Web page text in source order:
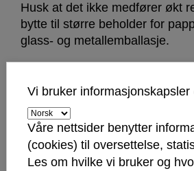
Husk at det ikke medfører økt
bytte til større beholder for
glass- og metallemballasje.
Grunnlaget for denne er
på boligen din. Den står oppført
Deretter blir avgiften beregnet
sats.Les mer om
Vi bruker informasjonskapsler
Våre nettsider benytter
(cookies) til oversettelse,
Les om hvilke vi bruker og